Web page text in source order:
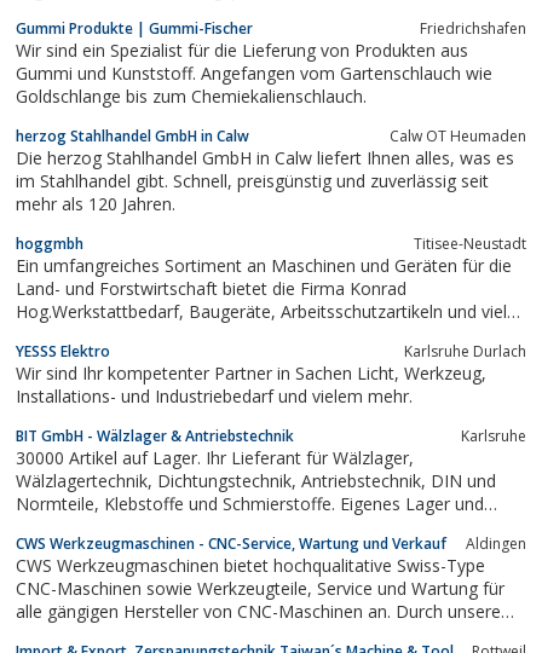
Gummi Produkte | Gummi-Fischer Friedrichshafen
Wir sind ein Spezialist für die Lieferung von Produkten aus
Gummi und Kunststoff. Angefangen vom Gartenschlauch wie
Goldschlange bis zum Chemiekalienschlauch.
herzog Stahlhandel GmbH in Calw Calw OT Heumaden
Die herzog Stahlhandel GmbH in Calw liefert Ihnen alles, was es
im Stahlhandel gibt. Schnell, preisgünstig und zuverlässig seit
mehr als 120 Jahren.
hoggmbh Titisee-Neustadt
Ein umfangreiches Sortiment an Maschinen und Geräten für die
Land- und Forstwirtschaft bietet die Firma Konrad
Hog.Werkstattbedarf, Baugeräte, Arbeitsschutzartikeln und vieles
YESSS Elektro Karlsruhe Durlach
Wir sind Ihr kompetenter Partner in Sachen Licht, Werkzeug,
Installations- und Industriebedarf und vielem mehr.
BIT GmbH - Wälzlager & Antriebstechnik Karlsruhe
30000 Artikel auf Lager. Ihr Lieferant für Wälzlager,
Wälzlagertechnik, Dichtungstechnik, Antriebstechnik, DIN und
Normteile, Klebstoffe und Schmierstoffe. Eigenes Lager und
CWS Werkzeugmaschinen - CNC-Service, Wartung und Verkauf Aldingen
CWS Werkzeugmaschinen bietet hochqualitative Swiss-Type
CNC-Maschinen sowie Werkzeugteile, Service und Wartung für
alle gängigen Hersteller von CNC-Maschinen an. Durch unsere